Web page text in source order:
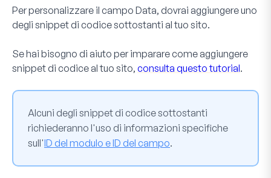
Per personalizzare il campo Data, dovrai aggiungere uno
degli snippet di codice sottostanti al tuo sito.
Se hai bisogno di aiuto per imparare come aggiungere
snippet di codice al tuo sito, consulta questo tutorial.
Alcuni degli snippet di codice sottostanti
richiederanno l'uso di informazioni specifiche
sull'ID del modulo e ID del campo.